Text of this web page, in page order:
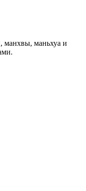
манхвы, маньхуа и